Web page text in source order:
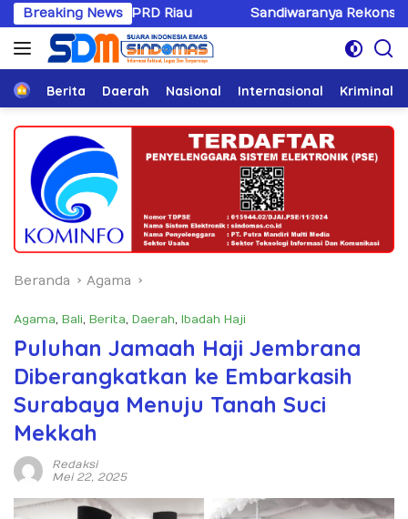
Langsung
ke
konten
Breaking News
Riau Sandiwaranya Rekonsiliasi Hotman
HomeBerita Daerah Nasional Internasional Kriminal
Beranda Agama
Agama, Bali, Berita, Daerah, Ibadah Haji
Puluhan Jamaah Haji Jembrana
Diberangkatkan ke Embarkasih
Surabaya Menuju Tanah Suci
Mekkah
Redaksi
Mei 22, 2025